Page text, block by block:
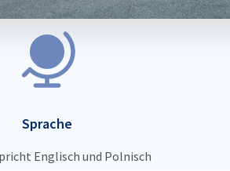
Sprache
Englisch und Polnisch